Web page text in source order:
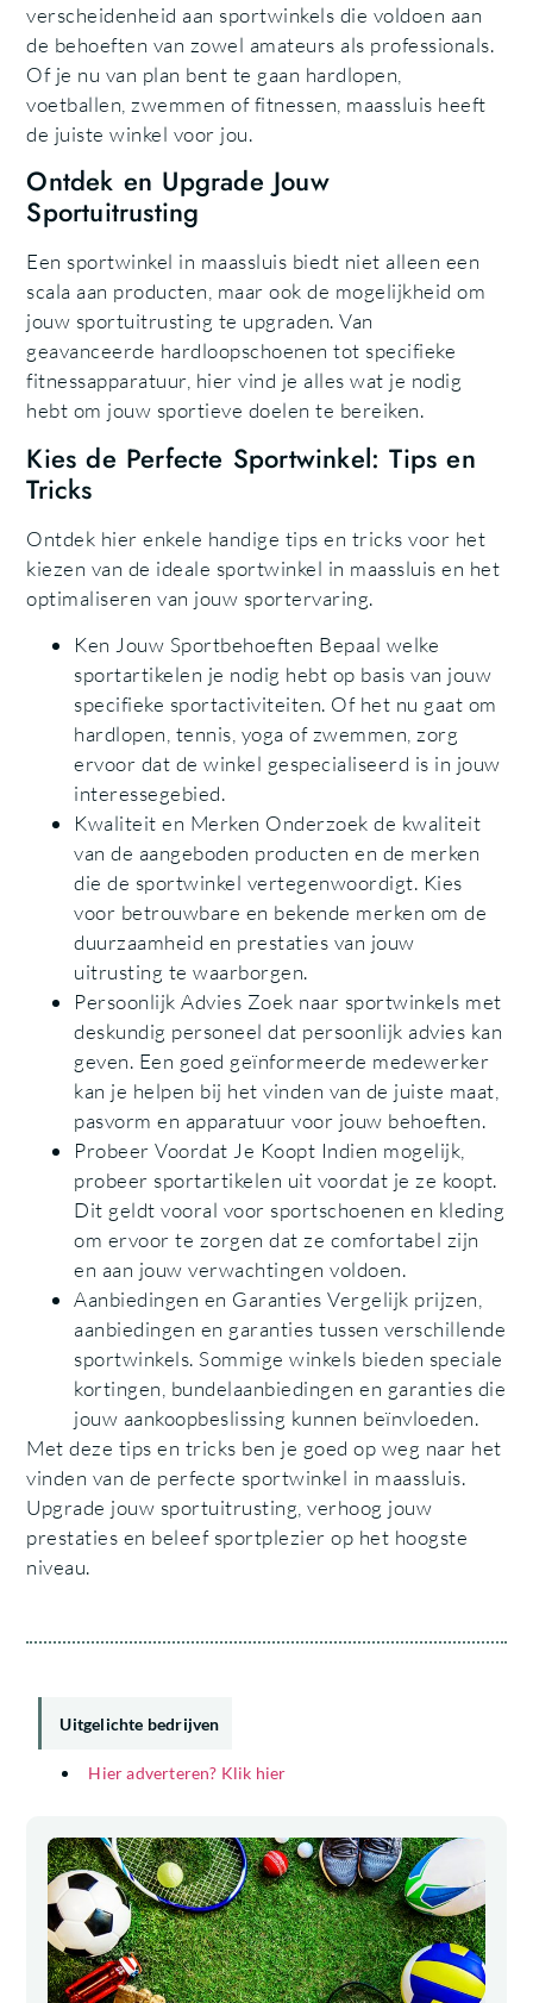
verscheidenheid aan sportwinkels die voldoen aan
de behoeften van zowel amateurs als professionals.
Of je nu van plan bent te gaan hardlopen,
voetballen, zwemmen of fitnessen, maassluis heeft
de juiste winkel voor jou.
Ontdek en Upgrade Jouw
Sportuitrusting
Een sportwinkel in maassluis biedt niet alleen een
scala aan producten, maar ook de mogelijkheid om
jouw sportuitrusting te upgraden. Van
geavanceerde hardloopschoenen tot specifieke
fitnessapparatuur, hier vind je alles wat je nodig
hebt om jouw sportieve doelen te bereiken.
Kies de Perfecte Sportwinkel: Tips en
Tricks
Ontdek hier enkele handige tips en tricks voor het
kiezen van de ideale sportwinkel in maassluis en het
optimaliseren van jouw sportervaring.
Ken Jouw Sportbehoeften Bepaal welke
sportartikelen je nodig hebt op basis van jouw
specifieke sportactiviteiten. Of het nu gaat om
hardlopen, tennis, yoga of zwemmen, zorg
ervoor dat de winkel gespecialiseerd is in jouw
interessegebied.
Kwaliteit en Merken Onderzoek de kwaliteit
van de aangeboden producten en de merken
die de sportwinkel vertegenwoordigt. Kies
voor betrouwbare en bekende merken om de
duurzaamheid en prestaties van jouw
uitrusting te waarborgen.
Persoonlijk Advies Zoek naar sportwinkels met
deskundig personeel dat persoonlijk advies kan
geven. Een goed geïnformeerde medewerker
kan je helpen bij het vinden van de juiste maat,
pasvorm en apparatuur voor jouw behoeften.
Probeer Voordat Je Koopt Indien mogelijk,
probeer sportartikelen uit voordat je ze koopt.
Dit geldt vooral voor sportschoenen en kleding
om ervoor te zorgen dat ze comfortabel zijn
en aan jouw verwachtingen voldoen.
Aanbiedingen en Garanties Vergelijk prijzen,
aanbiedingen en garanties tussen verschillende
sportwinkels. Sommige winkels bieden speciale
kortingen, bundelaanbiedingen en garanties die
jouw aankoopbeslissing kunnen beïnvloeden.
Met deze tips en tricks ben je goed op weg naar het
vinden van de perfecte sportwinkel in maassluis.
Upgrade jouw sportuitrusting, verhoog jouw
prestaties en beleef sportplezier op het hoogste
niveau.
Uitgelichte bedrijven
Hier adverteren? Klik hier